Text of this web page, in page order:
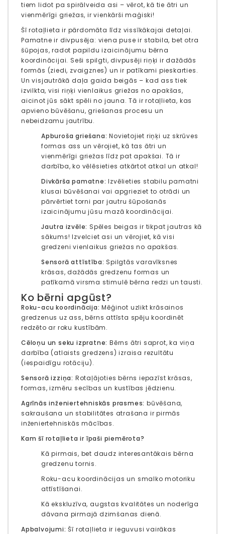
tiem lidot pa spirālveida asi – vērot, kā tie ātri un
vienmērīgi griežas, ir vienkārši maģiski!
Šī rotaļlieta ir pārdomāta līdz vissīkākajai detaļai.
Pamatne ir divpusēja: viena puse ir stabila, bet otra
šūpojas, radot papildu izaicinājumu bērna
koordinācijai. Seši spilgti, divpusēji riņķi ​​ir dažādās
formās (ziedi, zvaigznes) un ir patīkami pieskarties.
Un visjautrākā daļa gaida beigās – kad ass tiek
izvilkta, visi riņķi ​​vienlaikus griežas no apakšas,
aicinot jūs sākt spēli no jauna. Tā ir rotaļlieta, kas
apvieno būvēšanu, griešanas procesu un
nebeidzamu jautrību.
Apburoša griešana: Novietojiet riņķi ​​uz skrūves
formas ass un vērojiet, kā tas ātri un
vienmērīgi griežas līdz pat apakšai. Tā ir
darbība, ko vēlēsieties atkārtot atkal un atkal!
Divkārša pamatne: Izvēlieties stabilu pamatni
klusai būvēšanai vai apgrieziet to otrādi un
pārvērtiet torni par jautru šūpošanās
izaicinājumu jūsu mazā koordinācijai.
Jautra izvēle: Spēles beigas ir tikpat jautras kā
sākums! Izvelciet asi un vērojiet, kā visi
gredzeni vienlaikus griežas no apakšas.
Sensorā attīstība: Spilgtās varavīksnes
krāsas, dažādās gredzenu formas un
patīkamā virsma stimulē bērna redzi un tausti.
Ko bērni apgūst?
Roku-acu koordinācija: Mēģinot uzlikt krāsainos
gredzenus uz ass, bērns attīsta spēju koordinēt
redzēto ar roku kustībām.
Cēloņu un seku izpratne: Bērns ātri saprot, ka viņa
darbība (atlaists gredzens) izraisa rezultātu
(iespaidīgu rotāciju).
Sensorā izziņa: Rotaļājoties bērns iepazīst krāsas,
formas, izmēru secības un kustības jēdzienu.
Agrīnās inženiertehniskās prasmes: būvēšana,
sakraušana un stabilitātes atrašana ir pirmās
inženiertehniskās mācības.
Kam šī rotaļlieta ir īpaši piemērota?
Kā pirmais, bet daudz interesantākais bērna
gredzenu tornis.
Roku-acu koordinācijas un smalko motoriku
attīstīšanai.
Kā ekskluzīva, augstas kvalitātes un noderīga
dāvana pirmajā dzimšanas dienā.
Apbalvojumi: Šī rotaļlieta ir ieguvusi vairākas